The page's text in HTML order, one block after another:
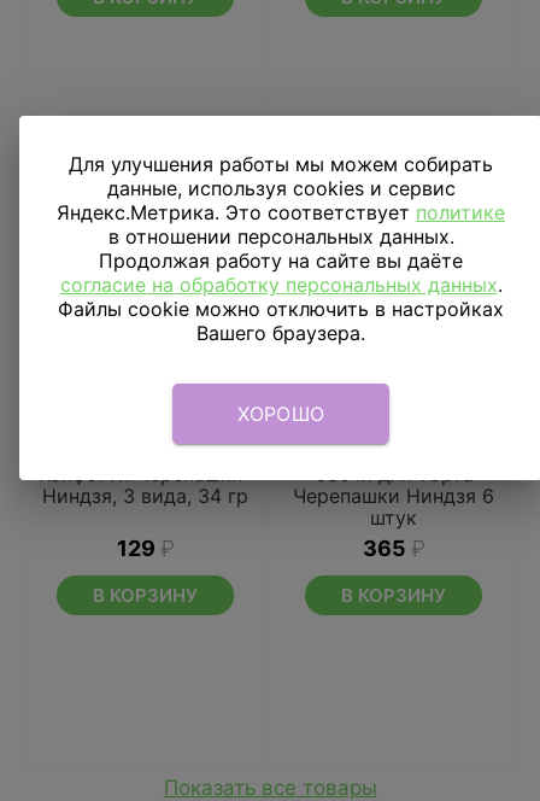
Конфетти Черепашки-
Ниндзя, 3 вида, 34 гр
129 ₽
В КОРЗИНУ
Свечи для торта
Черепашки Ниндзя 6
штук
365 ₽
В КОРЗИНУ
Показать все товары
Для улучшения работы мы можем собирать
данные, используя cookies и сервис
Яндекс.Метрика. Это соответствует политике
в отношении персональных данных.
Продолжая работу на сайте вы даёте
согласие на обработку персональных данных.
Файлы cookie можно отключить в настройках
Вашего браузера.
ХОРОШО